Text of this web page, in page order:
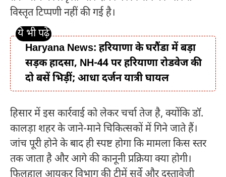
विस्तृत टिप्पणी नहीं की गई है।
Haryana News: हरियाणा के घरौंडा में बड़ा
सड़क हादसा, NH-44 पर हरियाणा रोडवेज की
दो बसें भिड़ीं; आधा दर्जन यात्री घायल
हिसार में इस कार्रवाई को लेकर चर्चा तेज है, क्योंकि डॉ.
कालड़ा शहर के जाने-माने चिकित्सकों में गिने जाते हैं।
जांच पूरी होने के बाद ही स्पष्ट होगा कि मामला किस स्तर
तक जाता है और आगे की कानूनी प्रक्रिया क्या होगी।